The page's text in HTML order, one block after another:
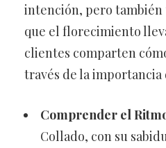
intención, pero también
que el florecimiento
clientes comparten
través de la importancia
Comprender el
Collado, con su